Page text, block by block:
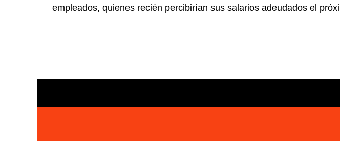
empleados, quienes recién percibirían sus salarios adeudados el